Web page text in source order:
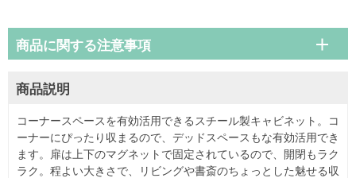
商品説明
コーナースペースを有効活用できるスチール製キャビネット。コ
ーナーにぴったり収まるので、デッドスペースもな有効活用でき
ます。扉は上下のマグネットで固定されているので、開閉もラク
ラク。程よい大きさで、リビングや書斎のちょっとした魅せる収
商品に関する注意事項